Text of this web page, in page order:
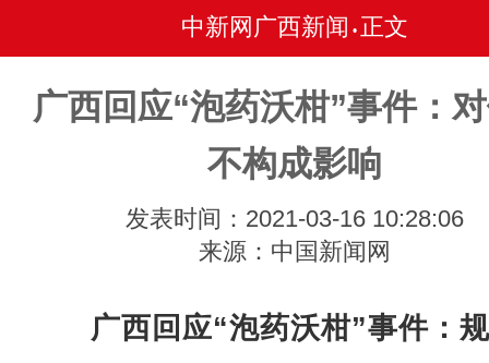
中新网广西新闻 • 正文
广西回应“泡药沃柑”事件：
不构成影响
发表时间：2021-03-16 10:28:06
来源：中国新闻网
广西回应“泡药沃柑”事件：